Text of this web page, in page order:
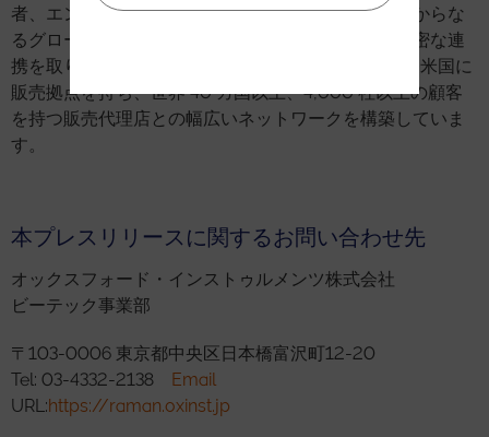
者、エンジニア、ソフトウェア開発者、製品設計者からな
るグローバルチームが、コンセプトから納品まで綿密な連
携を取りながら作業を行っています。attocube は、米国に
販売拠点を持ち、世界 40 カ国以上、4,000 社以上の顧客
を持つ販売代理店との幅広いネットワークを構築していま
す。
本プレスリリースに関するお問い合わせ先
オックスフォード・インストゥルメンツ株式会社
ビーテック事業部
〒103-0006 東京都中央区日本橋富沢町12-20
Tel: 03-4332-2138
Email
URL:https://raman.oxinst.jp